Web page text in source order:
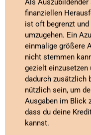
Als
finanziellen
ist oft begrenzt
umzugehen. Ein
einmalige größere
nicht stemmen
gezielt einzusetzen
dadurch zusätzlich
nützlich sein, um
Ausgaben im Blick
dass du deine
kannst.